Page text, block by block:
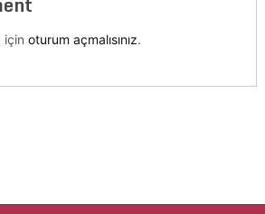
için oturum açmalısınız.